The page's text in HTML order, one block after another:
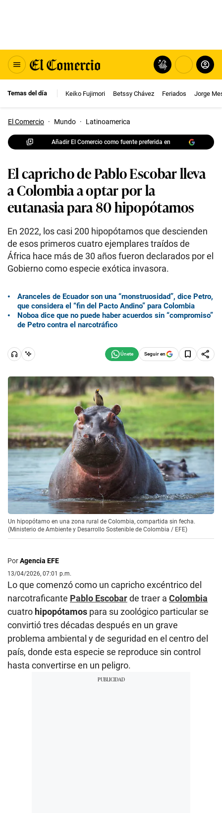
Temas del día Keiko Fujimori Betssy Chávez Feriados Jorge
El Comercio · Mundo · Latinoamerica
Añadir El Comercio como fuente preferida en
El capricho de Pablo Escobar lleva
a Colombia a optar por la
eutanasia para 80 hipopótamos
En 2022, los casi 200 hipopótamos que descienden
de esos primeros cuatro ejemplares traídos de
África hace más de 30 años fueron declarados por el
Gobierno como especie exótica invasora.
Aranceles de Ecuador son una “monstruosidad”, dice Petro,
que considera el “fin del Pacto Andino” para Colombia
Noboa dice que no puede haber acuerdos sin “compromiso”
de Petro contra el narcotráfico
Seguir en
Un hipopótamo en una zona rural de Colombia, compartida sin fecha.
(Ministerio de Ambiente y Desarrollo Sostenible de Colombia / EFE)
PorAgencia EFE
13/04/2026, 07:01 p.m.
Lo que comenzó como un capricho excéntrico del
narcotraficante Pablo Escobarde traer a Colombia
cuatro hipopótamos para su zoológico particular se
convirtió tres décadas después en un grave
problema ambiental y de seguridad en el centro del
país, donde esta especie se reproduce sin control
hasta convertirse en un peligro.